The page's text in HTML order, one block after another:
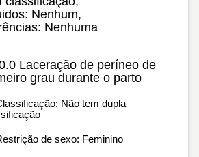
Nenhum,
Nenhuma
Laceração de períneo de
grau durante o parto
Não tem dupla
de sexo: Feminino